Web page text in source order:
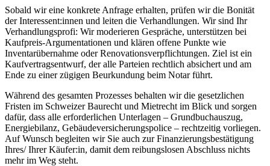
Sobald wir eine konkrete Anfrage erhalten, prüfen wir die Bonität
der Interessent:innen und leiten die Verhandlungen. Wir sind Ihr
Verhandlungsprofi: Wir moderieren Gespräche, unterstützen bei
Kaufpreis-Argumentationen und klären offene Punkte wie
Inventarübernahme oder Renovationsverpflichtungen. Ziel ist ein
Kaufvertragsentwurf, der alle Parteien rechtlich absichert und am
Ende zu einer zügigen Beurkundung beim Notar führt.
Während des gesamten Prozesses behalten wir die gesetzlichen
Fristen im Schweizer Baurecht und Mietrecht im Blick und sorgen
dafür, dass alle erforderlichen Unterlagen – Grundbuchauszug,
Energiebilanz, Gebäudeversicherungspolice – rechtzeitig vorliegen.
Auf Wunsch begleiten wir Sie auch zur Finanzierungsbestätigung
Ihres/ Ihrer Käufer:in, damit dem reibungslosen Abschluss nichts
mehr im Weg steht.